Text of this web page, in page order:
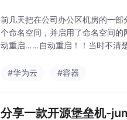
前几天把在公司办公区机房的一
个命名空间，并启用了命名空间
动重启……自动重启！！当时不清
#华为云
#容器
分享一款开源堡垒机-